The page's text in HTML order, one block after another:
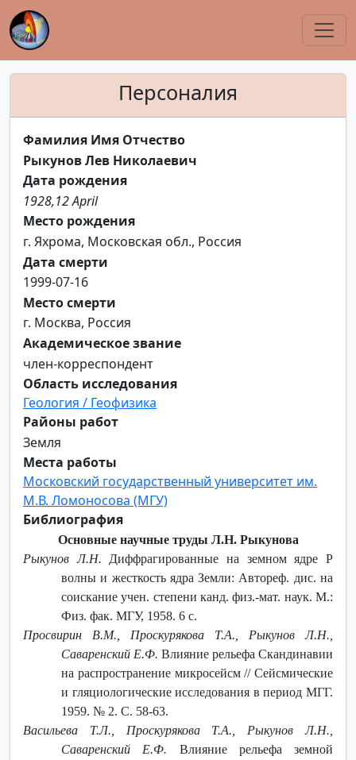
Персоналия
Фамилия Имя Отчество
Рыкунов Лев Николаевич
Дата рождения
1928,12 April
Место рождения
г. Яхрома, Московская обл., Россия
Дата смерти
1999-07-16
Место смерти
г. Москва, Россия
Академическое звание
член-корреспондент
Область исследования
Геология / Геофизика
Районы работ
Земля
Места работы
Московский государственный университет им.
М.В. Ломоносова (МГУ)
Библиография
Основные научные труды Л.Н. Рыкунова
Рыкунов Л.Н. Диффрагированные на земном ядре P
волны и жесткость ядра Земли: Автореф. дис. на
соискание учен. степени канд. физ.-мат. наук. М.:
Физ. фак. МГУ, 1958. 6 с.
Просвирин В.М., Проскурякова Т.А., Рыкунов Л.Н.,
Саваренский Е.Ф. Влияние рельефа Скандинавии
на распространение микросейсм // Сейсмические
и гляциологические исследования в период МГГ.
1959. № 2. С. 58-63.
Васильева Т.Л., Проскурякова Т.А., Рыкунов Л.Н.,
Саваренский Е.Ф. Влияние рельефа земной